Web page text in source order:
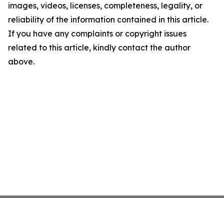
images, videos, licenses, completeness, legality, or
reliability of the information contained in this article.
If you have any complaints or copyright issues
related to this article, kindly contact the author
above.